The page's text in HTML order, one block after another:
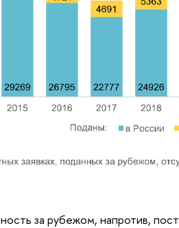
за рубежом, напротив,